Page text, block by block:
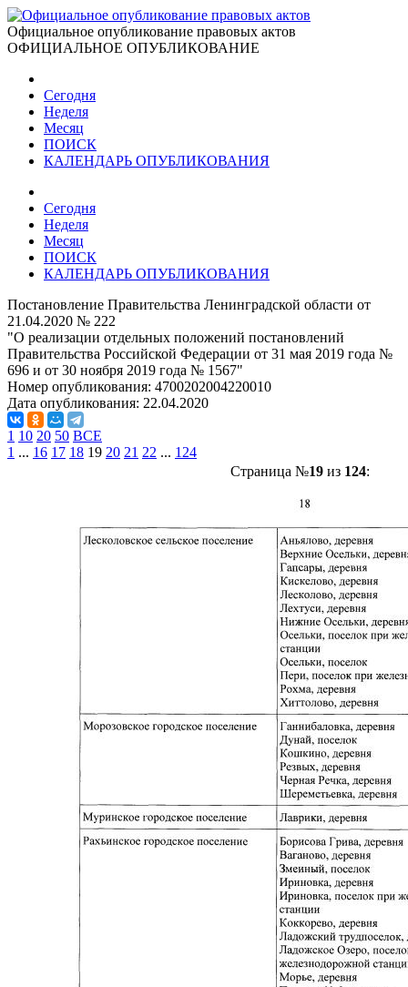
Официальное опубликование правовых актов
ОФИЦИАЛЬНОЕ ОПУБЛИКОВАНИЕ
Сегодня
Неделя
Месяц
ПОИСК
КАЛЕНДАРЬ ОПУБЛИКОВАНИЯ
Сегодня
Неделя
Месяц
ПОИСК
КАЛЕНДАРЬ ОПУБЛИКОВАНИЯ
Постановление Правительства Ленинградской области от
21.04.2020 № 222
"О реализации отдельных положений постановлений
Правительства Российской Федерации от 31 мая 2019 года №
696 и от 30 ноября 2019 года № 1567"
Номер опубликования: 4700202004220010
Дата опубликования: 22.04.2020
1 10 20 50 ВСЕ
1 ... 16 17 18 19 20 21 22 ... 124
Страница №19из 124: